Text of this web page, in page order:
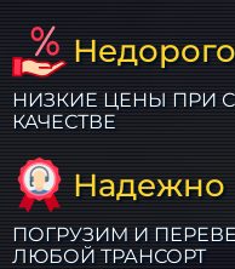
Недорого
НИЗКИЕ ЦЕНЫ ПРИ
КАЧЕСТВЕ
Надежно
ПОГРУЗИМ И
ЛЮБОЙ ТРАНСОРТ